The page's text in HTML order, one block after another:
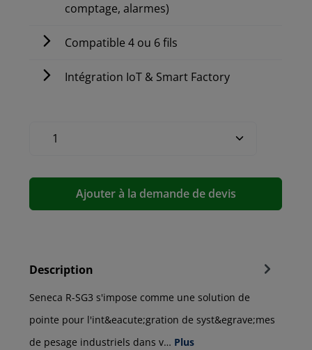
comptage, alarmes)
Compatible 4 ou 6 fils
Intégration IoT & Smart Factory
Ajouter à la demande de devis
Description
Seneca R-SG3 s'impose comme une solution de
pointe pour l'int&eacute;gration de syst&egrave;mes
de pesage industriels dans v… Plus